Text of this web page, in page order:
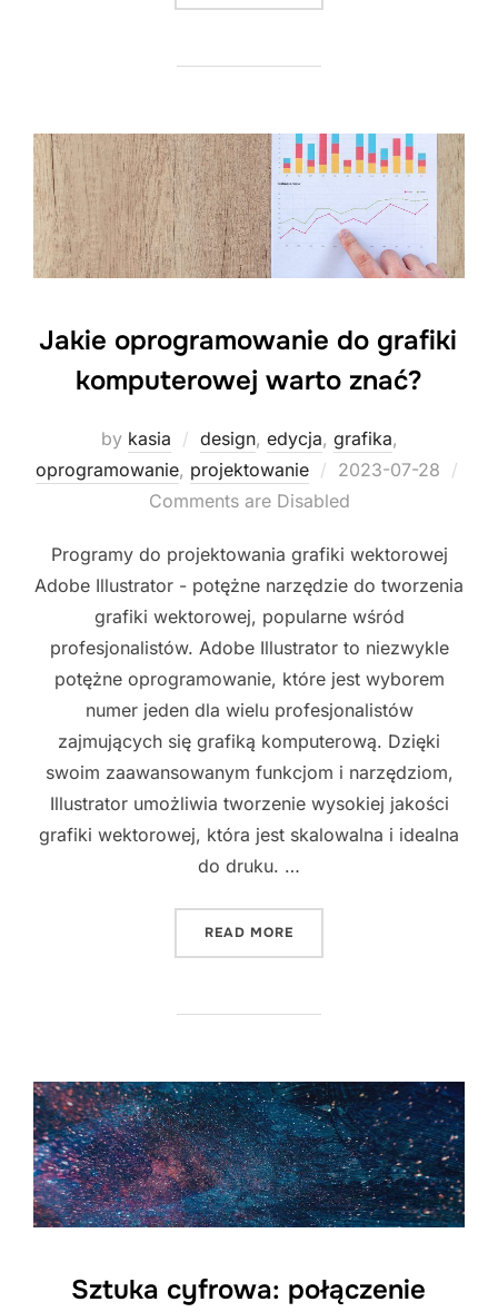
Jakie oprogramowanie do grafiki
komputerowej warto znać?
by kasia design, edycja, grafika,
oprogramowanie, projektowanie
Posted
on
2023-07-28
Comments are Disabled
Programy do projektowania grafiki wektorowej
Adobe Illustrator - potężne narzędzie do tworzenia
grafiki wektorowej, popularne wśród
profesjonalistów. Adobe Illustrator to niezwykle
potężne oprogramowanie, które jest wyborem
numer jeden dla wielu profesjonalistów
zajmujących się grafiką komputerową. Dzięki
swoim zaawansowanym funkcjom i narzędziom,
Illustrator umożliwia tworzenie wysokiej jakości
grafiki wektorowej, która jest skalowalna i idealna
do druku. …
READ MORE
Sztuka cyfrowa: połączenie